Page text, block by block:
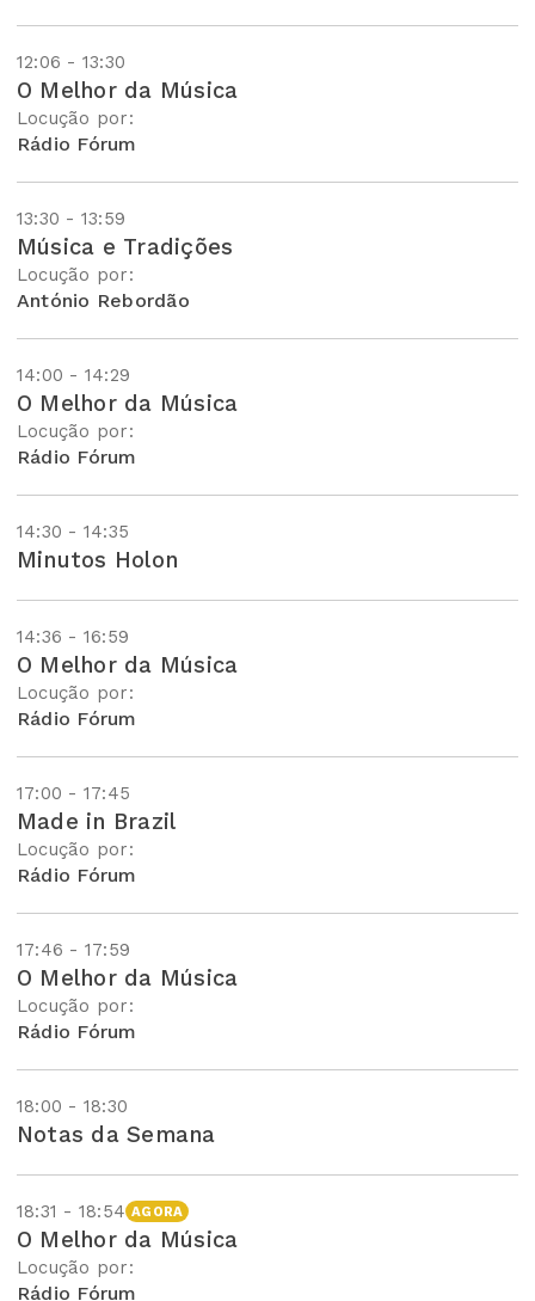
12:06 - 13:30
O Melhor da Música
Locução por:
Rádio Fórum
13:30 - 13:59
Música e Tradições
Locução por:
António Rebordão
14:00 - 14:29
O Melhor da Música
Locução por:
Rádio Fórum
14:30 - 14:35
Minutos Holon
14:36 - 16:59
O Melhor da Música
Locução por:
Rádio Fórum
17:00 - 17:45
Made in Brazil
Locução por:
Rádio Fórum
17:46 - 17:59
O Melhor da Música
Locução por:
Rádio Fórum
18:00 - 18:30
Notas da Semana
18:31 - 18:54 AGORA
O Melhor da Música
Locução por:
Rádio Fórum